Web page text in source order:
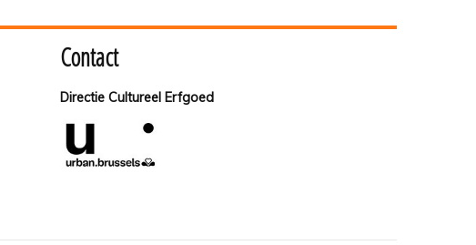
Contact
Directie Cultureel Erfgoed